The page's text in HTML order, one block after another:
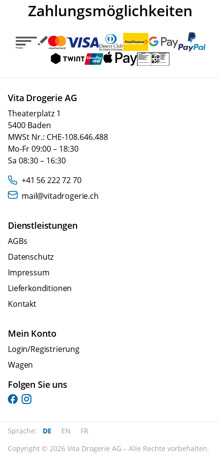
Zahlungsmöglichkeiten
Vita Drogerie AG
Theaterplatz 1
5400 Baden
MWSt Nr.: CHE-108.646.488
Mo-Fr 09:00 – 18:30
Sa 08:30 – 16:30
+41 56 222 72 70
mail@vitadrogerie.ch
Dienstleistungen
AGBs
Datenschutz
Impressum
Lieferkonditionen
Kontakt
Mein Konto
Login/Registrierung
Wagen
Folgen Sie uns
Copyright © 2026 Vita Drogerie AG – Alle Rechte vorbehalten.
Sprache: DE EN FR